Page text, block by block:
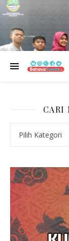
CARI